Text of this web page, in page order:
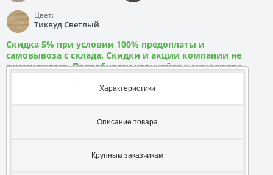
Цвет:
Тиквуд Светлый
Скидка 5% при условии 100% предоплаты и
самовывоза с склада. Скидки и акции компании не
суммируются. Подробности уточняйте у менеджера
Характеристики
Описание товара
Крупным заказчикам